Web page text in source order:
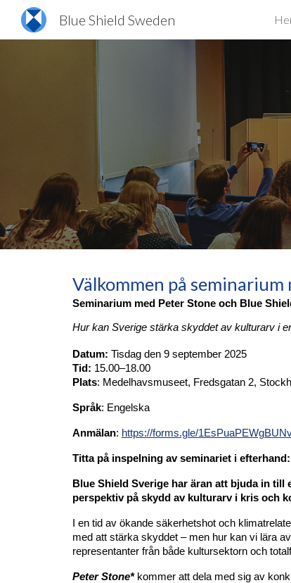
Blue Shield Sweden
Välkommen på seminarium
Seminarium med Peter Stone och Blue
Hur kan Sverige stärka skyddet av kulturarv i
Datum: Tisdag den 9 september 2025
Tid: 15.00–18.00
Plats: Medelhavsmuseet, Fredsgatan 2,
Språk: Engelska
Anmälan: https://forms.gle/
Titta på inspelning av seminariet i efterhand:
Blue Shield Sverige har äran att bjuda in
perspektiv på skydd av kulturarv i kris och
I en tid av ökande säkerhetshot och
med att stärka skyddet – men hur kan vi lära
representanter från både kultursektorn och
Peter Stone* kommer att dela med sig av